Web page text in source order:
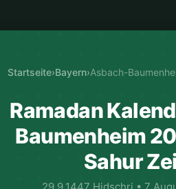
Startseite›Bayern›
Ramadan
Baumenheim
Sahur